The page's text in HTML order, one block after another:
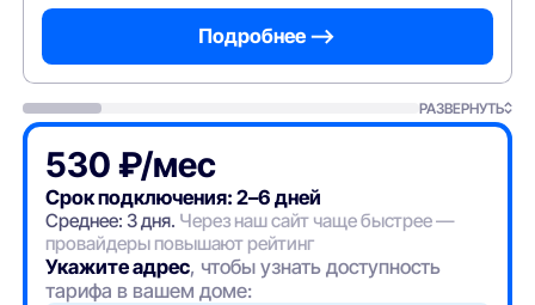
Подробнее —>
РАЗВЕРНУТЬ
530 ₽/мес
Срок подключения: 2–6 дней
Среднее: 3 дня. Через наш сайт чаще быстрее —
провайдеры повышают рейтинг
Укажите адрес, чтобы узнать доступность
тарифа в вашем доме: